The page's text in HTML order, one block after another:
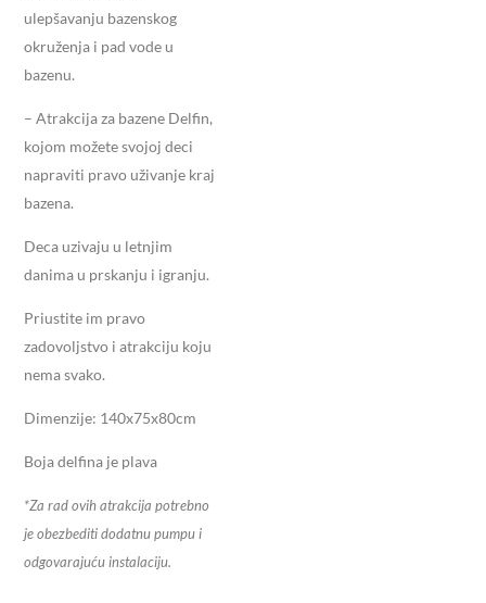
ulepšavanju bazenskog
okruženja i pad vode u
bazenu.
– Atrakcija za bazene Delfin,
kojom možete svojoj deci
napraviti pravo uživanje kraj
bazena.
Deca uzivaju u letnjim
danima u prskanju i igranju.
Priustite im pravo
zadovoljstvo i atrakciju koju
nema svako.
Dimenzije: 140x75x80cm
Boja delfina je plava
*Za rad ovih atrakcija potrebno
je obezbediti dodatnu pumpu i
odgovarajuću instalaciju.